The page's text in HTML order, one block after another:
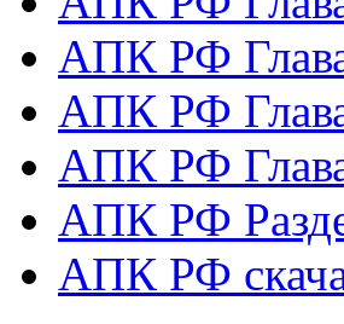
АПК РФ
АПК РФ
АПК РФ
АПК РФ
АПК РФ